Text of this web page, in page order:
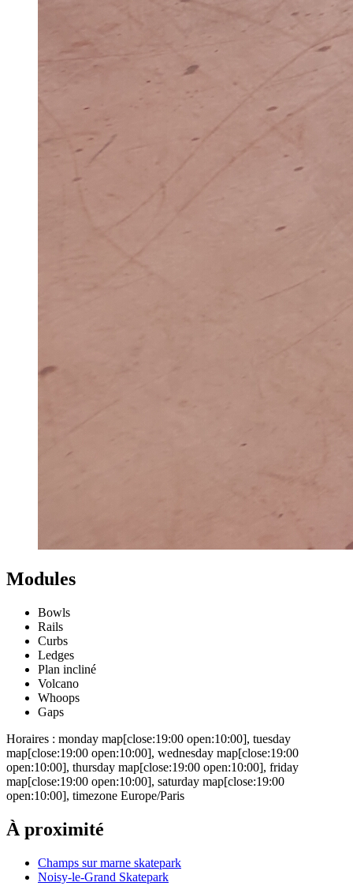
Modules
Bowls
Rails
Curbs
Ledges
Plan incliné
Volcano
Whoops
Gaps
Horaires : monday map[close:19:00 open:10:00], tuesday
map[close:19:00 open:10:00], wednesday map[close:19:00
open:10:00], thursday map[close:19:00 open:10:00], friday
map[close:19:00 open:10:00], saturday map[close:19:00
open:10:00], timezone Europe/Paris
À proximité
Champs sur marne skatepark
Noisy-le-Grand Skatepark